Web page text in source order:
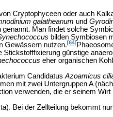
Cryptophyceen oder auch
galatheanum und
Man findet solche
bilden Symbiosen
Gewässern nutzen.[64]
günstige
eher organischen
Candidatus Azoamicus
mit zwei Untergruppen A
verwenden, die er seinem
Bei der Zellteilung bekommt